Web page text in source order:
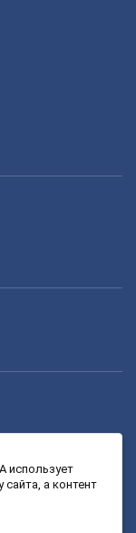
использует
а контент